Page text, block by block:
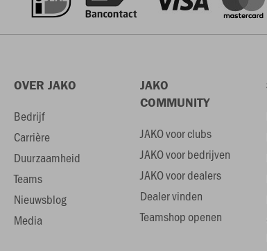
OVER JAKO
Bedrijf
Carrière
Duurzaamheid
Teams
Nieuwsblog
Media
JAKO
COMMUNITY
JAKO voor clubs
JAKO voor bedrijven
JAKO voor dealers
Dealer vinden
Teamshop openen